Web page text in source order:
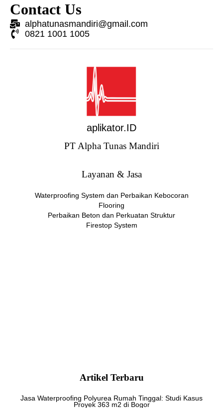
-
i
n
Contact Us
alphatunasmandiri@gmail.com
0821 1001 1005
aplikator.ID
PT Alpha Tunas Mandiri
Layanan & Jasa
Waterproofing System dan Perbaikan Kebocoran
Flooring
Perbaikan Beton dan Perkuatan Struktur
Firestop System
Artikel Terbaru
Jasa Waterproofing Polyurea Rumah Tinggal: Studi Kasus
Proyek 363 m2 di Bogor